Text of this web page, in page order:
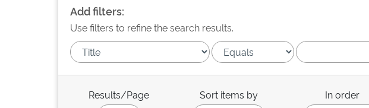
Add filters:
Use filters to refine the search results.
Results/Page Sort items by In order